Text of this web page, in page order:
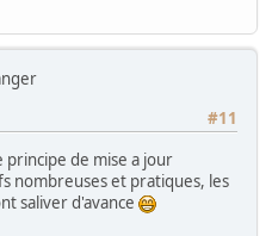
#11
principe de mise a jour
nombreuses et pratiques, les
saliver d'avance